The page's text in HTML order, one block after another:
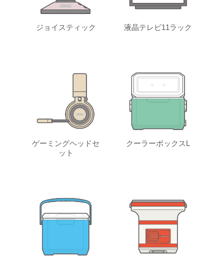
ジョイスティック 液晶テレビ11ラック
ゲーミングヘッドセ
ット
クーラーボックスL